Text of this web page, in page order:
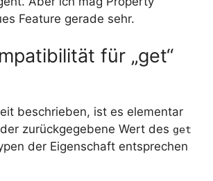
Feature gerade sehr.
für „get“
beschrieben, ist es elementar
zurückgegebene Wert des get
der Eigenschaft entsprechen